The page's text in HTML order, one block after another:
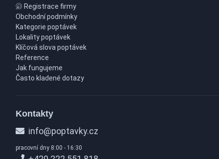
Registrace firmy
Obchodní podmínky
Kategorie poptávek
Lokality poptávek
Klíčová slova poptávek
Reference
Jak fungujeme
Často kladené dotazy
Kontakty
info@poptavky.cz
pracovní dny 8:00 - 16:30